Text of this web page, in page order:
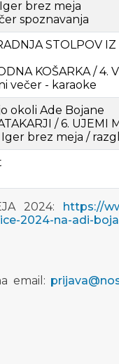
brez meja
spoznavanja
STOLPOV
KOŠARKA / 4.
večer - karaoke
okoli Ade Bojane
/ 6. UJEMI
brez meja /
2024: https://
2024-na-adi-
email: